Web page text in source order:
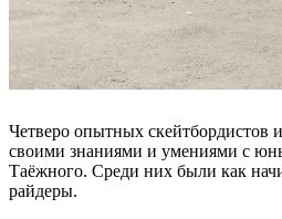
Четверо опытных скейтбордистов
своими знаниями и умениями с
Таёжного. Среди них были как
райдеры.